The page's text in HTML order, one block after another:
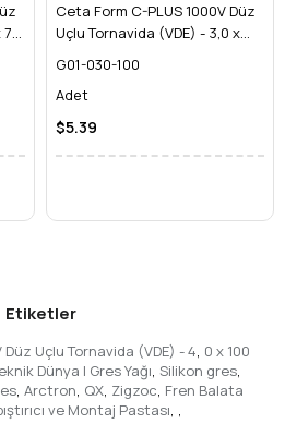
75
Ceta Form C-PLUS 1000V Düz
Uçlu Tornavida (VDE) - 3,0 x
G01-030-100
Adet
$5.39
Etiketler
Uçlu Tornavida (VDE) - 4, 0 x 100
Dünya | Gres Yağı, Silikon gres,
, Arctron, QX, Zigzoc, Fren Balata
ve Montaj Pastası, ,